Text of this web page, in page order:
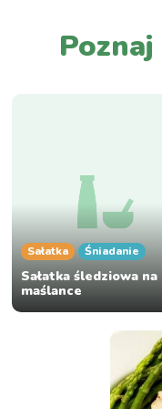
Sałatka Śniadanie
Sałatka śledziowa na
maślance